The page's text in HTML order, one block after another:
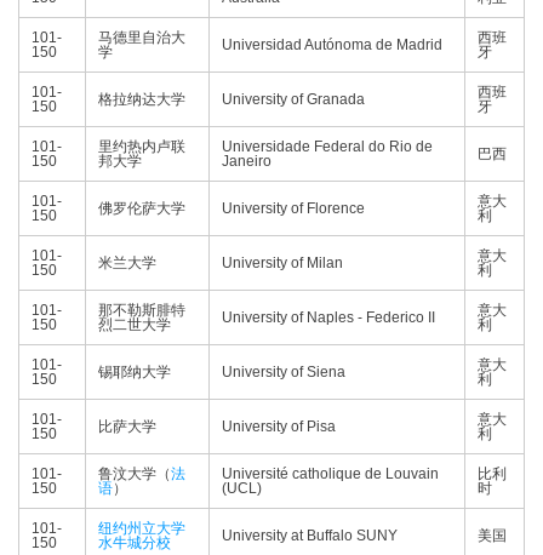
101-
150
马德里自治大
学
Universidad Autónoma de Madrid
西班
牙
101-
150
格拉纳达大学 University of Granada
西班
牙
101-
150
里约热内卢联
邦大学
Universidade Federal do Rio de
Janeiro
巴西
101-
150
佛罗伦萨大学 University of Florence
意大
利
101-
150
米兰大学 University of Milan
意大
利
101-
150
那不勒斯腓特
烈二世大学
University of Naples - Federico II
意大
利
101-
150
锡耶纳大学 University of Siena
意大
利
101-
150
比萨大学 University of Pisa
意大
利
101-
150
鲁汶大学（法
语）
Université catholique de Louvain
(UCL)
比利
时
101-
150
纽约州立大学
水牛城分校
University at Buffalo SUNY 美国